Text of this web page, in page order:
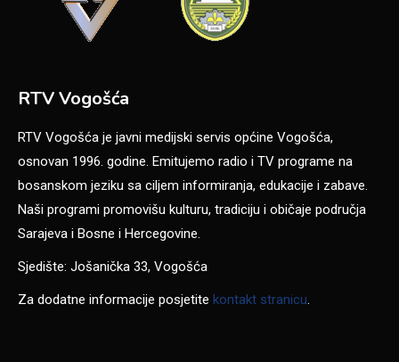
RTV Vogošća
RTV Vogošća je javni medijski servis općine Vogošća,
osnovan 1996. godine. Emitujemo radio i TV programe na
bosanskom jeziku sa ciljem informiranja, edukacije i zabave.
Naši programi promovišu kulturu, tradiciju i običaje područja
Sarajeva i Bosne i Hercegovine.
Sjedište: Jošanička 33, Vogošća
Za dodatne informacije posjetite kontakt stranicu